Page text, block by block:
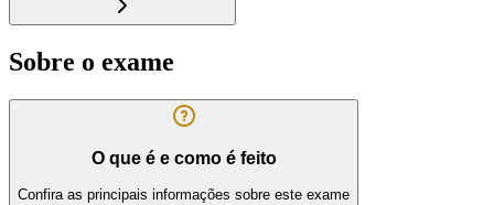
Sobre o exame
O que é e como é feito
Confira as principais informações sobre este exame